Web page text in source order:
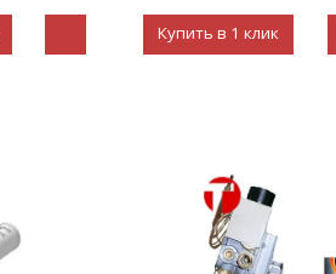
Купить в 1 клик